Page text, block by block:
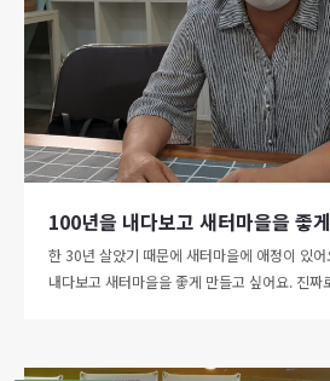
100년을 내다보고 새터마을을 좋
한 30년 살았기 때문에 새터마을에 애정이 있
내다보고 새터마을을 좋게 만들고 싶어요. 진